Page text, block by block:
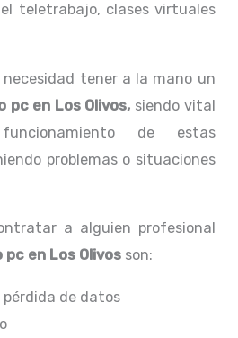
teletrabajo, clases virtuales
tener a la mano un
pc en Los Olivos, siendo vital
de estas
problemas o situaciones
a alguien profesional
en Los Olivos son:
pérdida de datos